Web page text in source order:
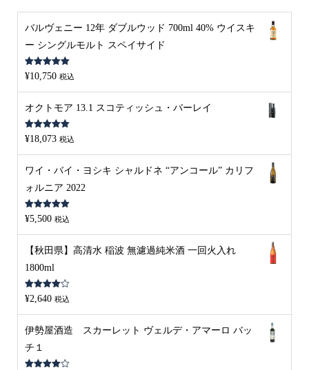
バルヴェニー 12年 ダブルウッド 700ml 40% ウイスキ
ー シングルモルト スペイサイド
5段階中5.00
の評価
¥10,750 税込
オクトモア 13.1 スコティッシュ・バーレイ
5段階中5.00
の評価
¥18,073 税込
ワイ・バイ・ヨシキ シャルドネ “アンコール” カリフ
ォルニア 2022
5段階中 5.00
の評価
¥5,500 税込
【秋田県】高清水 稲波 無濾過純米酒 一回火入れ
1800ml
5段階中
4.00の評
¥2,640 税込
伊勢屋酒造 スカーレット ヴェルデ・アマーロ バッ
チ１